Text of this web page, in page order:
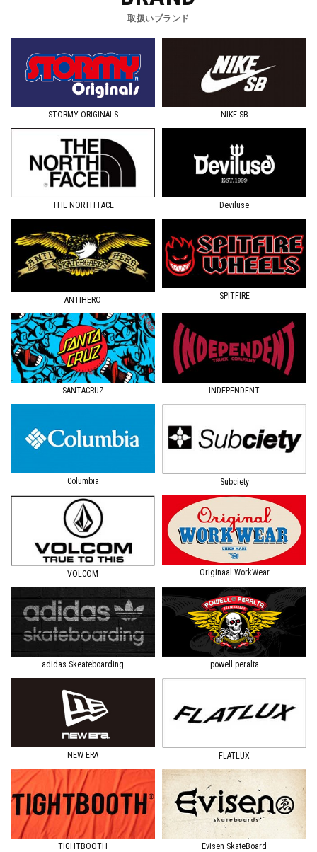
取扱いブランド
STORMY ORIGINALS NIKE SB
THE NORTH FACE Deviluse
ANTIHERO SPITFIRE
SANTACRUZ INDEPENDENT
Columbia Subciety
VOLCOM Originaal WorkWear
adidas Skeateboarding powell peralta
NEW ERA FLATLUX
TIGHTBOOTH Evisen SkateBoard